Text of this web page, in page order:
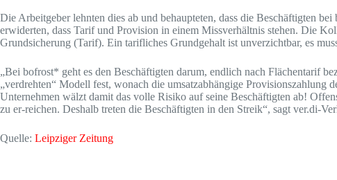
Die Arbeitgeber lehnten dies ab und behaupteten, dass die Beschäftigten
erwiderten, dass Tarif und Provision in einem Missverhältnis stehen. Die
Grundsicherung (Tarif). Ein tarifliches Grundgehalt ist unverzichtbar, es
„Bei bofrost* geht es den Beschäftigten darum, endlich nach Flächentarif
„verdrehten“ Modell fest, wonach die umsatzabhängige Provisionszahlung
Unternehmen wälzt damit das volle Risiko auf seine Beschäftigten ab!
zu er-reichen. Deshalb treten die Beschäftigten in den Streik“, sagt ver.di-
Quelle: Leipziger Zeitung